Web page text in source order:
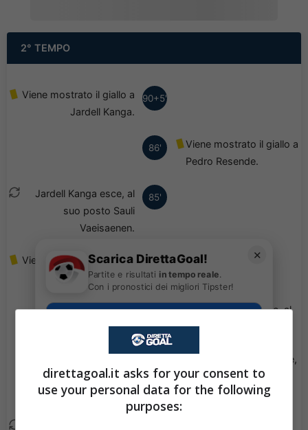
2° TEMPO
90+5'
Viene mostrato il giallo a
Jardell Kanga.
86'
Viene mostrato il giallo a
Pedro Resende.
85'
Jardell Kanga esce, al
suo posto Sauli
Vaeisaenen.
81'
Viene mostrato il giallo a
Ville Kumpu.
78'
Sebastien Thill esce, al
suo posto Rafa Pinto.
Geoffrey Franzoni esce,
al suo posto Mhleli
Mabuza.
✕
Scarica DirettaGoal!
Partite e risultati in tempo reale.
Con i pronostici dei migliori Tipster!
direttagoal.it asks for your consent to
use your personal data for the following
purposes: